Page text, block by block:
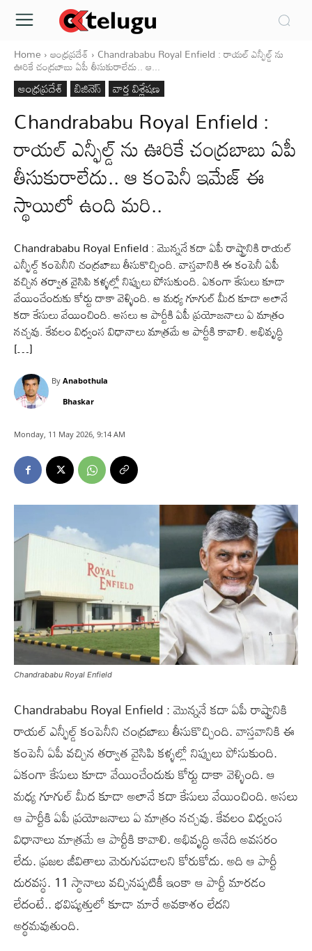
Home ఆంధ్రప్రదేశ్‌ Chandrababu Royal Enfield : రాయల్ ఎన్ఫీల్డ్ ను
ఊరికే చంద్రబాబు ఏపీ తీసుకురాలేదు.. ఆ...
ఆంధ్రప్రదేశ్‌ బిజినెస్ వార్త విశ్లేషణ
Chandrababu Royal Enfield :
రాయల్ ఎన్ఫీల్డ్ ను ఊరికే చంద్రబాబు ఏపీ
తీసుకురాలేదు.. ఆ కంపెనీ ఇమేజ్ ఈ
స్థాయిలో ఉంది మరి..
Chandrababu Royal Enfield : మొన్ననే కదా ఏపీ రాష్ట్రానికి రాయల్
ఎన్ఫీల్డ్ కంపెనీని చంద్రబాబు తీసుకొచ్చింది. వాస్తవానికి ఈ కంపెనీ ఏపీ
వచ్చిన తర్వాత వైసిపి కళ్ళల్లో నిప్పులు పోసుకుంది. ఏకంగా కేసులు కూడా
వేయించేందుకు కోర్టు దాకా వెళ్ళింది. ఆ మధ్య గూగుల్ మీద కూడా అలానే
కదా కేసులు వేయించింది. అసలు ఆ పార్టీకి ఏపీ ప్రయోజనాలు ఏ మాత్రం
నచ్చవు. కేవలం విధ్వంస విధానాలు మాత్రమే ఆ పార్టీకి కావాలి. అభివృద్ధి
[…]
By Anabothula
Bhaskar
Monday, 11 May 2026, 9:14 AM
Chandrababu Royal Enfield
Chandrababu Royal Enfield : మొన్ననే కదా ఏపీ రాష్ట్రానికి
రాయల్ ఎన్ఫీల్డ్ కంపెనీని చంద్రబాబు తీసుకొచ్చింది. వాస్తవానికి ఈ
కంపెనీ ఏపీ వచ్చిన తర్వాత వైసిపి కళ్ళల్లో నిప్పులు పోసుకుంది.
ఏకంగా కేసులు కూడా వేయించేందుకు కోర్టు దాకా వెళ్ళింది. ఆ
మధ్య గూగుల్ మీద కూడా అలానే కదా కేసులు వేయించింది. అసలు
ఆ పార్టీకి ఏపీ ప్రయోజనాలు ఏ మాత్రం నచ్చవు. కేవలం విధ్వంస
విధానాలు మాత్రమే ఆ పార్టీకి కావాలి. అభివృద్ధి అనేది అవసరం
లేదు. ప్రజల జీవితాలు మెరుగుపడాలని కోరుకోదు. అది ఆ పార్టీ
దురవస్థ. 11 స్థానాలు వచ్చినప్పటికీ ఇంకా ఆ పార్టీ మారడం
లేదంటే.. భవిష్యత్తులో కూడా మారే అవకాశం లేదని
అర్థమవుతుంది.